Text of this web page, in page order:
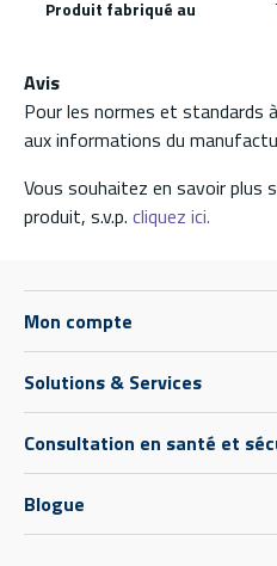
Produit fabriqué au
Avis
Pour les normes et standards
aux informations du
Vous souhaitez en savoir plus
produit, s.v.p. cliquez ici.
Mon compte
Solutions & Services
Consultation en santé et
Blogue